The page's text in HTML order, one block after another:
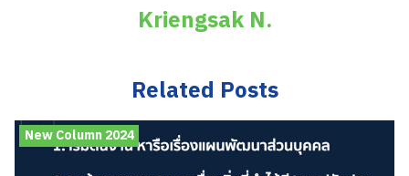
Kriengsak N.
Related Posts
New Column 2024